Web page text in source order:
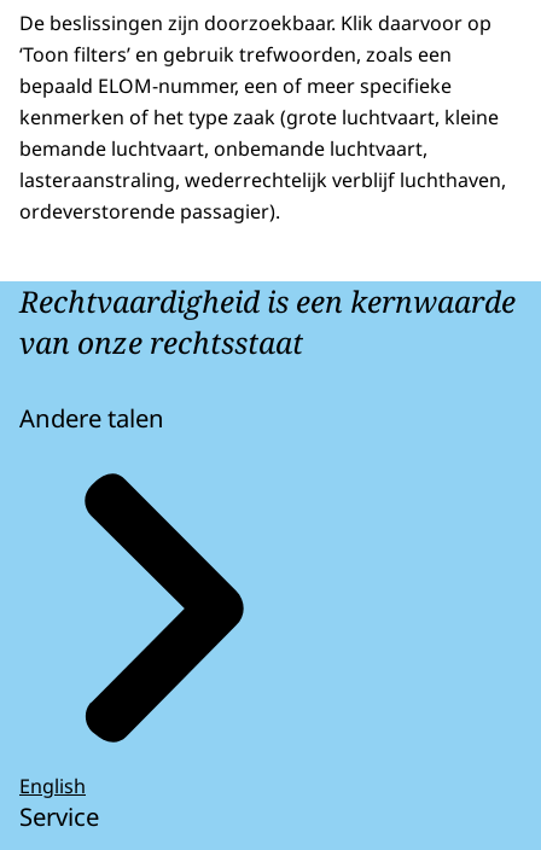
De beslissingen zijn doorzoekbaar. Klik daarvoor op
‘Toon filters’ en gebruik trefwoorden, zoals een
bepaald ELOM-nummer, een of meer specifieke
kenmerken of het type zaak (grote luchtvaart, kleine
bemande luchtvaart, onbemande luchtvaart,
lasteraanstraling, wederrechtelijk verblijf luchthaven,
ordeverstorende passagier).
Rechtvaardigheid is een kernwaarde
van onze rechtsstaat
Andere talen
English
Service